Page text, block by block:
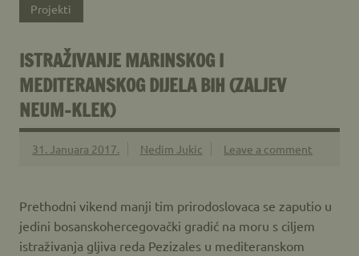
Projekti
ISTRAŽIVANJE MARINSKOG I
MEDITERANSKOG DIJELA BIH (ZALJEV
NEUM-KLEK)
31. Januara 2017. Nedim Jukic Leave a comment
Prethodni vikend manji tim prirodoslovaca se zaputio u
jedini bosanskohercegovački gradić na moru s ciljem
istraživanja gljiva reda Pezizales u mediteranskom